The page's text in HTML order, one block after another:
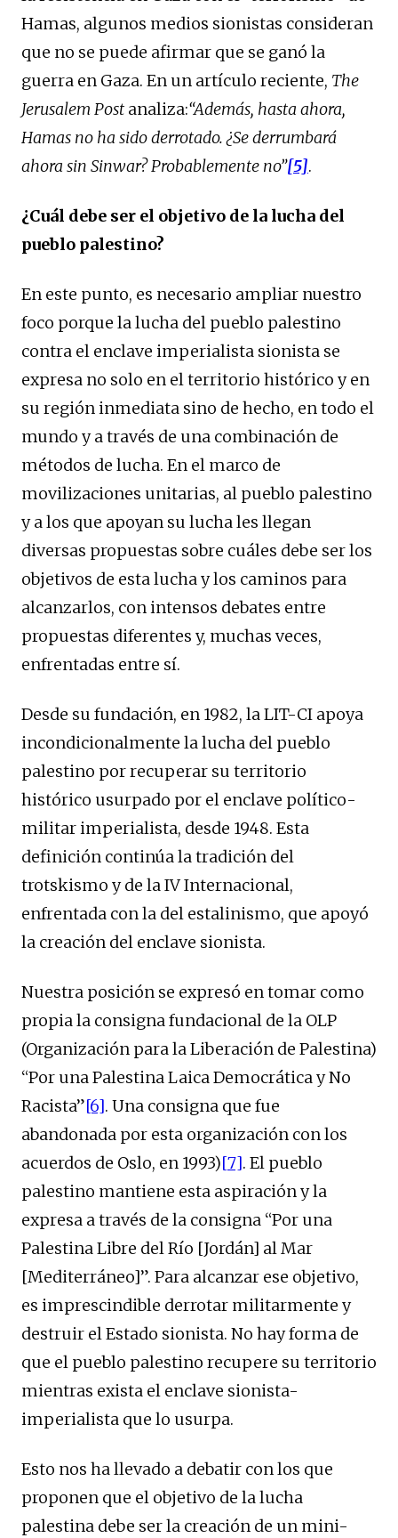
Hamas, algunos medios sionistas consideran
que no se puede afirmar que se ganó la
guerra en Gaza. En un artículo reciente, The
Jerusalem Post analiza:“Además, hasta ahora,
Hamas no ha sido derrotado. ¿Se derrumbará
ahora sin Sinwar? Probablemente no”[5].
¿Cuál debe ser el objetivo de la lucha del
pueblo palestino?
En este punto, es necesario ampliar nuestro
foco porque la lucha del pueblo palestino
contra el enclave imperialista sionista se
expresa no solo en el territorio histórico y en
su región inmediata sino de hecho, en todo el
mundo y a través de una combinación de
métodos de lucha. En el marco de
movilizaciones unitarias, al pueblo palestino
y a los que apoyan su lucha les llegan
diversas propuestas sobre cuáles debe ser los
objetivos de esta lucha y los caminos para
alcanzarlos, con intensos debates entre
propuestas diferentes y, muchas veces,
enfrentadas entre sí.
Desde su fundación, en 1982, la LIT-CI apoya
incondicionalmente la lucha del pueblo
palestino por recuperar su territorio
histórico usurpado por el enclave político-
militar imperialista, desde 1948. Esta
definición continúa la tradición del
trotskismo y de la IV Internacional,
enfrentada con la del estalinismo, que apoyó
la creación del enclave sionista.
Nuestra posición se expresó en tomar como
propia la consigna fundacional de la OLP
(Organización para la Liberación de Palestina)
“Por una Palestina Laica Democrática y No
Racista”[6]. Una consigna que fue
abandonada por esta organización con los
acuerdos de Oslo, en 1993)[7]. El pueblo
palestino mantiene esta aspiración y la
expresa a través de la consigna “Por una
Palestina Libre del Río [Jordán] al Mar
[Mediterráneo]”. Para alcanzar ese objetivo,
es imprescindible derrotar militarmente y
destruir el Estado sionista. No hay forma de
que el pueblo palestino recupere su territorio
mientras exista el enclave sionista-
imperialista que lo usurpa.
Esto nos ha llevado a debatir con los que
proponen que el objetivo de la lucha
palestina debe ser la creación de un mini-